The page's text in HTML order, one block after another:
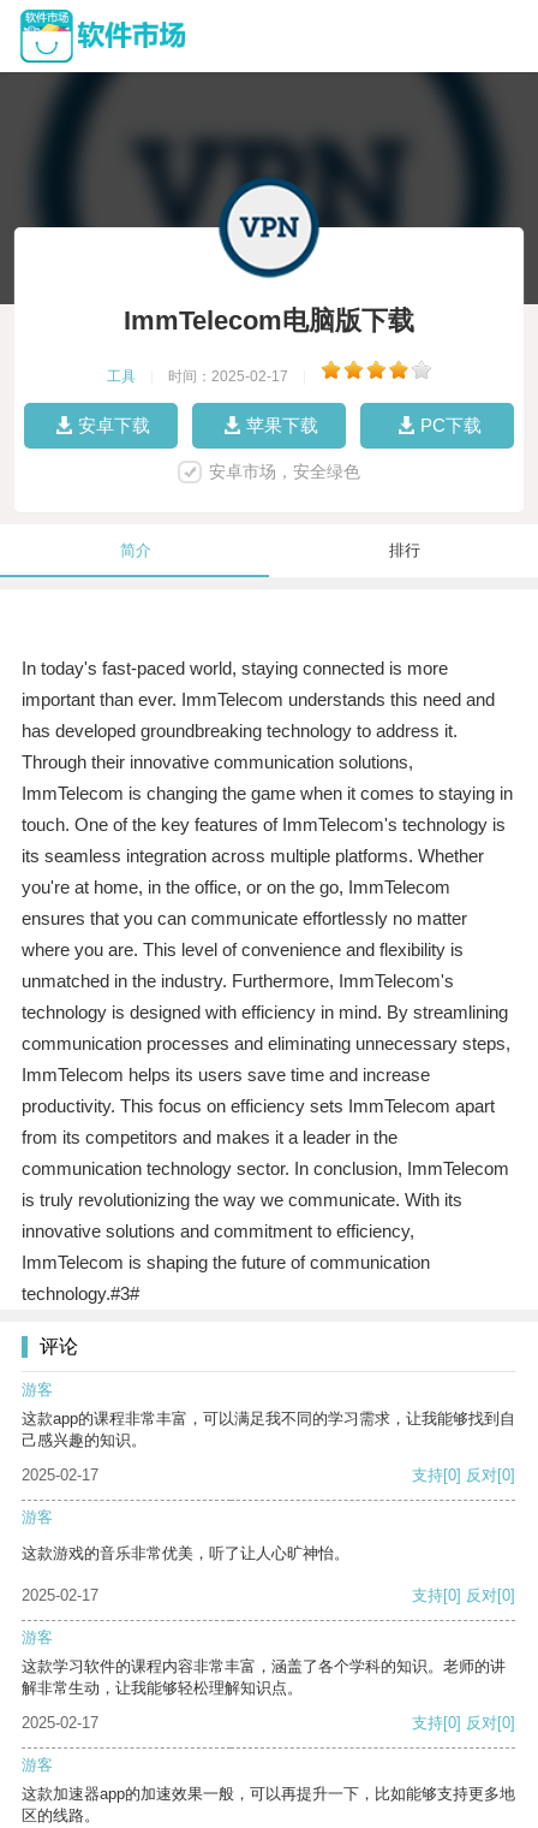
ImmTelecom电脑版下载
工具 时间：2025-02-17
安卓下载 苹果下载 PC下载
安卓市场，安全绿色
简介 排行
In today's fast-paced world, staying connected is more
important than ever. ImmTelecom understands this need and
has developed groundbreaking technology to address it.
Through their innovative communication solutions,
ImmTelecom is changing the game when it comes to staying in
touch. One of the key features of ImmTelecom's technology is
its seamless integration across multiple platforms. Whether
you're at home, in the office, or on the go, ImmTelecom
ensures that you can communicate effortlessly no matter
where you are. This level of convenience and flexibility is
unmatched in the industry. Furthermore, ImmTelecom's
technology is designed with efficiency in mind. By streamlining
communication processes and eliminating unnecessary steps,
ImmTelecom helps its users save time and increase
productivity. This focus on efficiency sets ImmTelecom apart
from its competitors and makes it a leader in the
communication technology sector. In conclusion, ImmTelecom
is truly revolutionizing the way we communicate. With its
innovative solutions and commitment to efficiency,
ImmTelecom is shaping the future of communication
technology.#3#
评论
游客
这款app的课程非常丰富，可以满足我不同的学习需求，让我能够找到自
己感兴趣的知识。
2025-02-17
支持[0] 反对[0]
游客
这款游戏的音乐非常优美，听了让人心旷神怡。
2025-02-17 支持[0] 反对[0]
游客
这款学习软件的课程内容非常丰富，涵盖了各个学科的知识。老师的讲
解非常生动，让我能够轻松理解知识点。
2025-02-17
支持[0] 反对[0]
游客
这款加速器app的加速效果一般，可以再提升一下，比如能够支持更多地
区的线路。